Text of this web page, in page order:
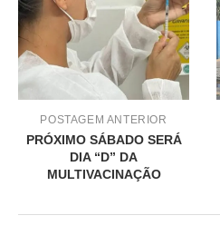
POSTAGEM ANTERIOR
PRÓXIMO SÁBADO SERÁ
DIA “D” DA
MULTIVACINAÇÃO